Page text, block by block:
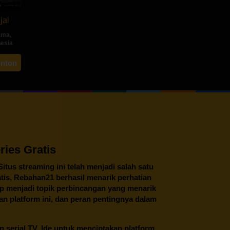
,
Gratis
streaming ini telah menjadi salah satu
Rebahan21berhasil menarik perhatian
menjadi topik perbincangan yang menarik
platform ini, dan peran pentingnya dalam
serial TV. Ide untuk menciptakan platform